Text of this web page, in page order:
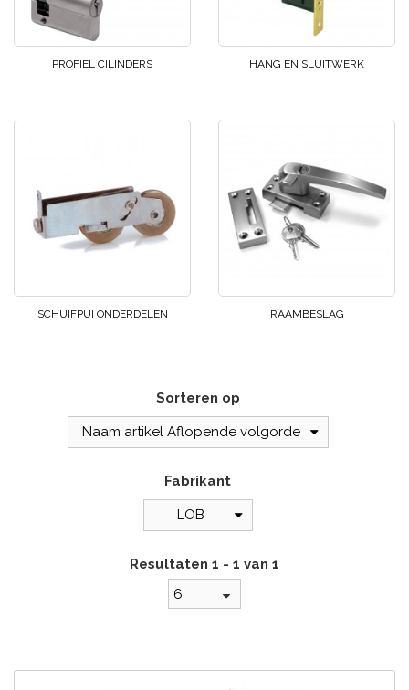
PROFIEL CILINDERS HANG EN SLUITWERK
SCHUIFPUI ONDERDELEN RAAMBESLAG
Sorteren op
Naam artikel Aflopende volgorde
Fabrikant
LOB
Resultaten 1 - 1 van 1
6